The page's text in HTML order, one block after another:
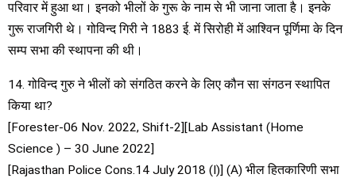
परिवार में हुआ था। इनको भीलों के गुरू के नाम से भी जाना जाता है। इनके
गुरू राजगिरी थे। गोविन्द गिरी ने 1883 ई. में सिरोही में आश्विन पूर्णिमा के दिन
सम्प सभा की स्थापना की थी।
14. गोविन्द गुरु ने भीलों को संगठित करने के लिए कौन सा संगठन स्थापित
किया था?
[Forester-06 Nov. 2022, Shift-2][Lab Assistant (Home
Science ) – 30 June 2022]
[Rajasthan Police Cons.14 July 2018 (I)] (A) भील हितकारिणी सभा